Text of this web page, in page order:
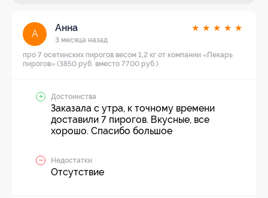
А
Анна
3 месяца назад
★ ★ ★ ★ ★
про 7 осетинских пирогов весом 1,2 кг от компании «Пекарь
пирогов» (3850 руб. вместо 7700 руб.)
Достоинства
Заказала с утра, к точному времени
доставили 7 пирогов. Вкусные, все
хорошо. Спасибо большое
Недостатки
Отсутствие